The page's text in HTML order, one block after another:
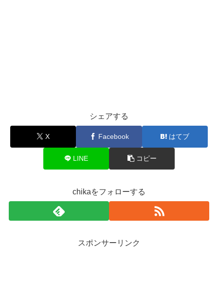
シェアする
X Facebook はてブ
LINE コピー
chikaをフォローする
スポンサーリンク